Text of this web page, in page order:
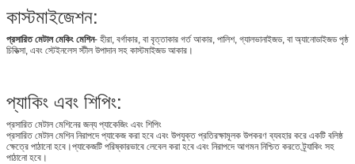
কাস্টমাইজেশন:
প্রসারিত মেটাল মেকিং মেশিন- হীরা, বর্গাকার, বা বৃত্তাকার গর্ত আকার, পালিশ, গ্যালভানাইজড, বা অ্যানোডাইজড পৃষ্ঠ
চিকিত্সা, এবং স্টেইনলেস স্টীল উপাদান সহ কাস্টমাইজড আকার।
প্যাকিং এবং শিপিং:
প্রসারিত মেটাল মেশিনের জন্য প্যাকেজিং এবং শিপিং
প্রসারিত মেটাল মেশিন নিরাপদে প্যাকেজ করা হবে এবং উপযুক্ত প্রতিরক্ষামূলক উপকরণ ব্যবহার করে একটি বলিষ্ঠ
ক্ষেত্রে পাঠানো হবে।প্যাকেজটি পরিষ্কারভাবে লেবেল করা হবে এবং নিরাপদে আগমন নিশ্চিত করতে ট্র্যাকিং সহ
পাঠানো হবে।